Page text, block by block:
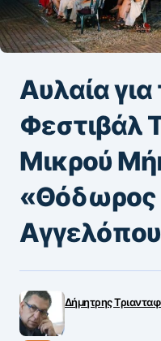
Αυλαία
Φεστιβάλ
Μικρού
«Θόδωρος
Δήμητρης